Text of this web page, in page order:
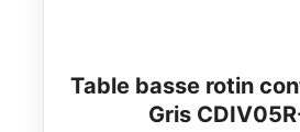
Table basse rotin
Gris